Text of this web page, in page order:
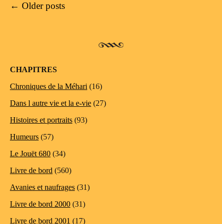
Post navigation
← Older posts
CHAPITRES
Chroniques de la Méhari (16)
Dans l autre vie et la e-vie (27)
Histoires et portraits (93)
Humeurs (57)
Le Jouët 680 (34)
Livre de bord (560)
Avanies et naufrages (31)
Livre de bord 2000 (31)
Livre de bord 2001 (17)